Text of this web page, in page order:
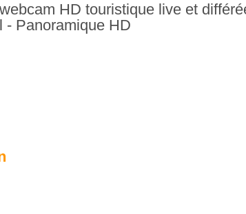
HD touristique live et
- Panoramique HD